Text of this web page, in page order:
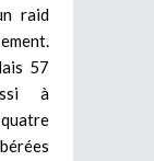
raid
57
à